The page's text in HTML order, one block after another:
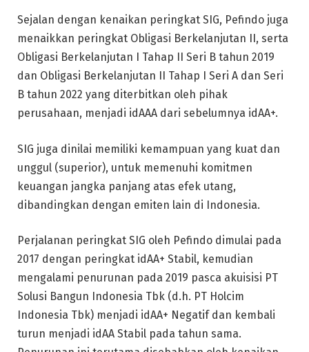
Sejalan dengan kenaikan peringkat SIG, Pefindo juga
menaikkan peringkat Obligasi Berkelanjutan II, serta
Obligasi Berkelanjutan I Tahap II Seri B tahun 2019
dan Obligasi Berkelanjutan II Tahap I Seri A dan Seri
B tahun 2022 yang diterbitkan oleh pihak
perusahaan, menjadi idAAA dari sebelumnya idAA+.
SIG juga dinilai memiliki kemampuan yang kuat dan
unggul (superior), untuk memenuhi komitmen
keuangan jangka panjang atas efek utang,
dibandingkan dengan emiten lain di Indonesia.
Perjalanan peringkat SIG oleh Pefindo dimulai pada
2017 dengan peringkat idAA+ Stabil, kemudian
mengalami penurunan pada 2019 pasca akuisisi PT
Solusi Bangun Indonesia Tbk (d.h. PT Holcim
Indonesia Tbk) menjadi idAA+ Negatif dan kembali
turun menjadi idAA Stabil pada tahun sama.